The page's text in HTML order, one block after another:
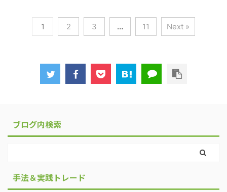
1 2 3 … 11 Next »
ブログ内検索
手法＆実践トレード